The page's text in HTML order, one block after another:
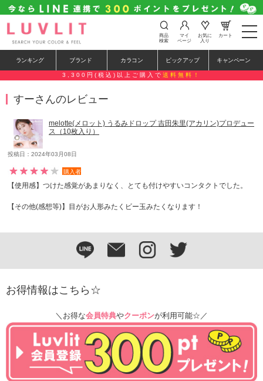
t
o
e
n
a
商品
検索
マイ
ページ
お気に
入り
カート
ランキング ブランド カラコン ピックアップ キャンペーン
3,300円(税込)以上ご購入で 送料無料！
すーさんのレビュー
melotte(メロット) うるみドロップ 吉田朱里(アカリン)プロデュー
ス（10枚入り）
投稿日：2024年03月08日
購入者
【使用感】つけた感覚があまりなく、とても付けやすいコンタクトでした。
【その他(感想等)】目がお人形みたくビー玉みたくなります！
お得情報はこちら☆
＼お得な会員特典やクーポンが利用可能☆／